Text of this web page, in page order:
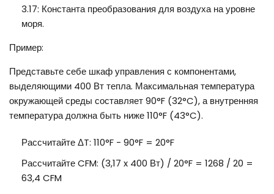
3.17: Константа преобразования для воздуха на уровне
моря.
Пример:
Представьте себе шкаф управления с компонентами,
выделяющими 400 Вт тепла. Максимальная температура
окружающей среды составляет 90°F (32°C), а внутренняя
температура должна быть ниже 110°F (43°C).
Рассчитайте ΔT: 110°F - 90°F = 20°F
Рассчитайте CFM: (3,17 x 400 Вт) / 20°F = 1268 / 20 =
63,4 CFM